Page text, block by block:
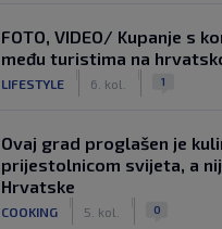
FOTO, VIDEO/ Kupanje s
među turistima na
LIFESTYLE 6. kol. 1
Ovaj grad proglašen je
prijestolnicom svijeta, a
Hrvatske
COOKING 5. kol. 0